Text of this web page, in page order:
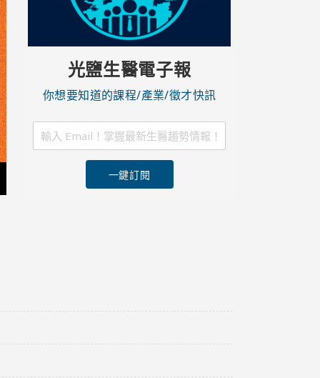
光鹽生醫電子報
你想要知道的課程/產業/徵才快訊
一鍵訂閱